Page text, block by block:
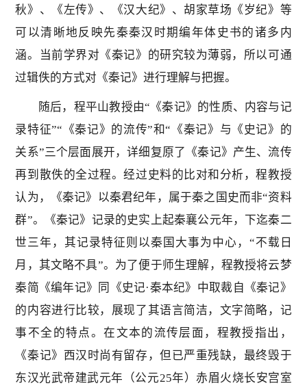
秋》、《左传》、《汉大纪》、胡家草场《岁纪》等
可以清晰地反映先秦秦汉时期编年体史书的诸多内
涵。当前学界对《秦记》的研究较为薄弱，所以可通
过辑佚的方式对《秦记》进行理解与把握。
随后，程平山教授由“《秦记》的性质、内容与记
录特征”“《秦记》的流传”和“《秦记》与《史记》的
关系”三个层面展开，详细复原了《秦记》产生、流传
再到散佚的全过程。经过史料的比对和分析，程教授
认为，《秦记》以秦君纪年，属于秦之国史而非“资料
群”。《秦记》记录的史实上起秦襄公元年，下迄秦二
世三年，其记录特征则以秦国大事为中心，“不载日
月，其文略不具”。为了便于师生理解，程教授将云梦
秦简《编年记》同《史记·秦本纪》中取裁自《秦记》
的内容进行比较，展现了其语言简洁，文字简略，记
事不全的特点。在文本的流传层面，程教授指出，
《秦记》西汉时尚有留存，但已严重残缺，最终毁于
东汉光武帝建武元年（公元25年）赤眉火烧长安宫室